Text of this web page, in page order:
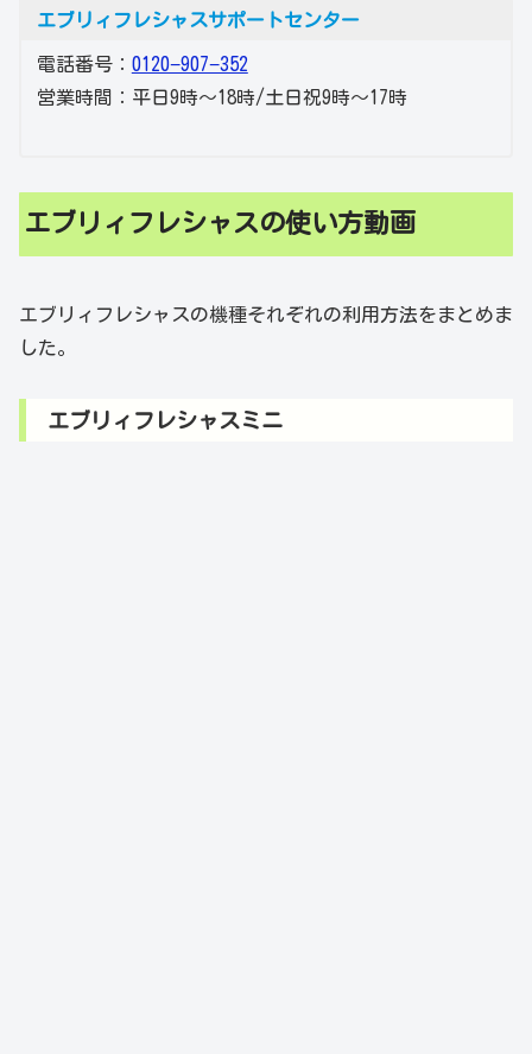
エブリィフレシャスサポートセンター
電話番号： 0120−907−352
営業時間：平日9時〜18時/土日祝9時〜17時
エブリィフレシャスの使い方動画
エブリィフレシャスの機種それぞれの利用方法をまとめま
した。
エブリィフレシャスミニ